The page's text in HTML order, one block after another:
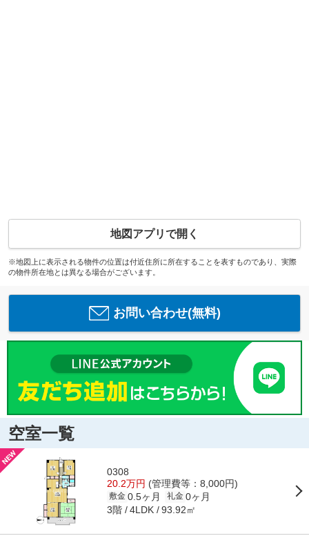
地図アプリで開く
※地図上に表示される物件の位置は付近住所に所在することを表すものであり、実際
の物件所在地とは異なる場合がございます。
お問い合わせ(無料)
空室一覧
0308
20.2万円 (管理費等：8,000円)
敷金 0.5ヶ月 礼金 0ヶ月
3階 4LDK 93.92㎡